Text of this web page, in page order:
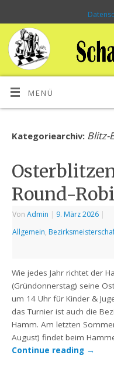
MENÜ
Kategoriearchiv: Blitz-
Round-
VonAdmin | 9. März 2026 |
Allgemein,
Wie jedes Jahr richtet der
(Gründonnerstag) seine
um 14 Uhr für Kinder &
das Turnier ist auch die
Hamm. Am letzten
August) findet beim
Continue reading →